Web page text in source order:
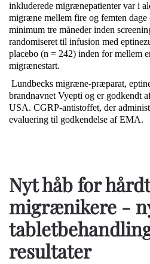
inkluderede migrænepatienter var i
migræne mellem fire og femten dage
minimum tre måneder inden
randomiseret til infusion med
placebo (n = 242) inden for mellem
migrænestart.
Lundbecks migræne-præparat,
brandnavnet Vyepti og er godkendt
USA. CGRP-antistoffet, der
evaluering til godkendelse af EMA.
Nyt håb for
migrænikere -
resultater